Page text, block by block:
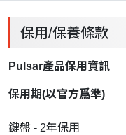
保用/保養條款
Pulsar產品保用資訊
保用期(以官方爲準)
鍵盤 - 2年保用